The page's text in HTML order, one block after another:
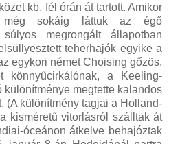
kb. fél órán át tartott. Amikor
még sokáig láttuk az égő
megrongált állapotban
teherhajók egyike a
egykori német Choising gőzös,
könnyűcirkálónak, a Keeling-
megtette kalandos
(A különítmény tagjai a Holland-
kisméretű vitorlásról szálltak át
óceánon átkelve behajóztak